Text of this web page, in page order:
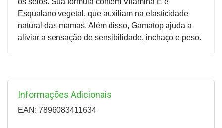
Esqualano vegetal, que auxiliam na elasticidade
natural das mamas. Além disso, Gamatop ajuda a
aliviar a sensação de sensibilidade, inchaço e peso.
Informações Adicionais
EAN: 7896083411634